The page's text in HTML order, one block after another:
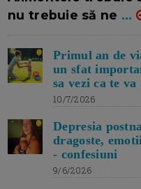
nu trebuie să ne ...
Primul an de
un sfat
sa vezi ca te va
10/7/2026
Depresia
dragoste,
- confesiuni
9/6/2026